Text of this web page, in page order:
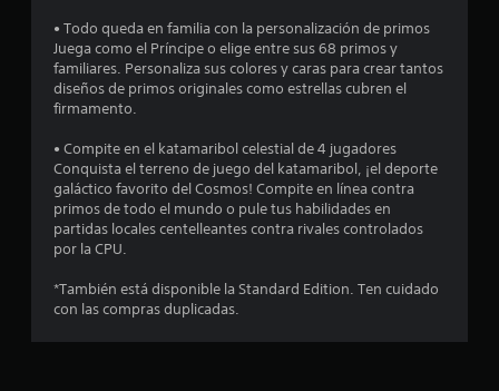
5
c
a
i
f
a
• Todo queda en familia con la personalización de primos
Juega como el Príncipe o elige entre sus 68 primos y
familiares. Personaliza sus colores y caras para crear tantos
diseños de primos originales como estrellas cubren el
firmamento.
• Compite en el katamaribol celestial de 4 jugadores
Conquista el terreno de juego del katamaribol, ¡el deporte
galáctico favorito del Cosmos! Compite en línea contra
primos de todo el mundo o pule tus habilidades en
partidas locales centelleantes contra rivales controlados
por la CPU.
*También está disponible la Standard Edition. Ten cuidado
con las compras duplicadas.